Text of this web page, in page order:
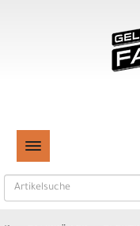
TOGGLE NAVIGATION